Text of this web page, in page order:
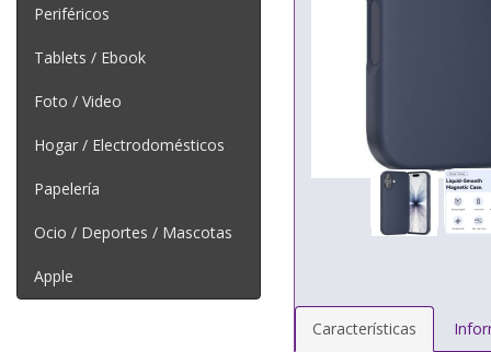
Periféricos
Tablets / Ebook
Foto / Video
Hogar / Electrodomésticos
Papelería
Ocio / Deportes / Mascotas
Apple
Características